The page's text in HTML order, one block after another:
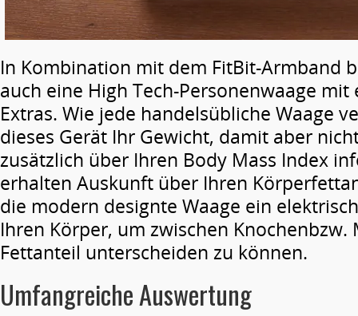
In Kombination mit dem FitBit-Armband
auch eine High Tech-Personenwaage
Extras. Wie jede handelsübliche Waage
dieses Gerät Ihr Gewicht, damit aber
zusätzlich über Ihren Body Mass Index
erhalten Auskunft über Ihren
die modern designte Waage ein
Ihren Körper, um zwischen Knochenbzw.
Fettanteil unterscheiden zu können.
Umfangreiche Auswertung